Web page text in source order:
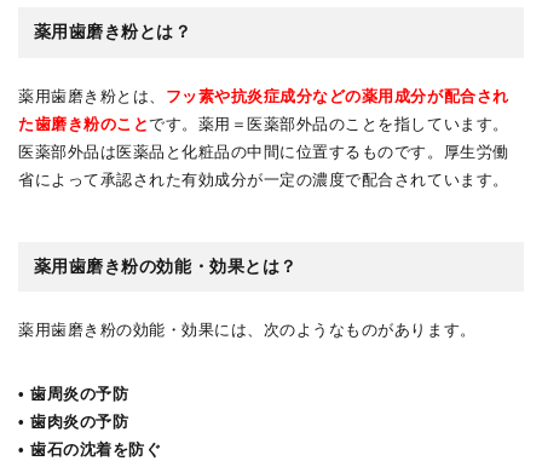
薬用歯磨き粉とは？
薬用歯磨き粉とは、 フッ素や抗炎症成分などの薬用成分が配合され
た歯磨き粉のことです。薬用＝医薬部外品のことを指しています。
医薬部外品は医薬品と化粧品の中間に位置するものです。厚生労働
省によって承認された有効成分が一定の濃度で配合されています。
薬用歯磨き粉の効能・効果とは？
薬用歯磨き粉の効能・効果には、次のようなものがあります。
• 歯周炎の予防
• 歯肉炎の予防
• 歯石の沈着を防ぐ